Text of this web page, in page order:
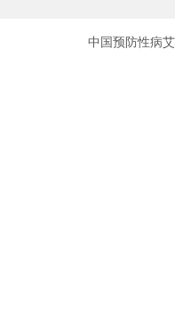
中国预防性病